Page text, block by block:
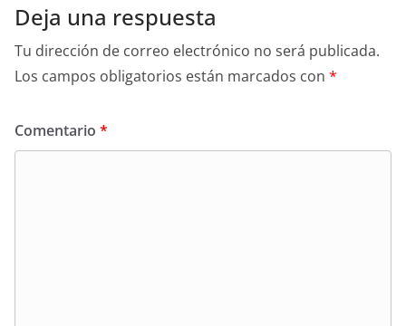
Deja una respuesta
Tu dirección de correo electrónico no será publicada.
Los campos obligatorios están marcados con *
Comentario *